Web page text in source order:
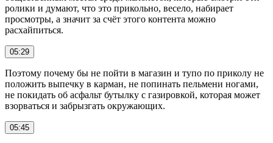
ролики и думают, что это прикольно, весело, набирает
просмотры, а значит за счёт этого контента можно
расхайпиться.
05:29
Поэтому почему бы не пойти в магазин и тупо по приколу не
положить выпечку в карман, не попинать пельмени ногами,
не покидать об асфальт бутылку с газировкой, которая может
взорваться и забрызгать окружающих.
05:45